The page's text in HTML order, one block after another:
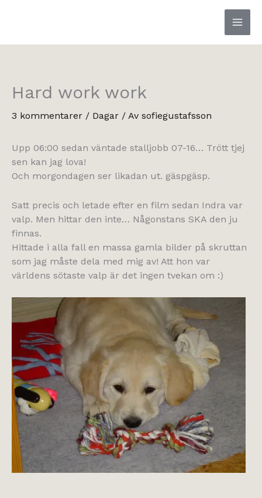
Hard work work
3 kommentarer / Dagar / Av sofiegustafsson
Upp 06:00 sedan väntade stalljobb 07-16… Trött tjej
sen kan jag lova!
Och morgondagen ser likadan ut. gäspgäsp.
Satt precis och letade efter en film sedan Indra var
valp. Men hittar den inte… Någonstans SKA den ju
finnas.
Hittade i alla fall en massa gamla bilder på skruttan
som jag måste dela med mig av! Att hon var
världens sötaste valp är det ingen tvekan om :)